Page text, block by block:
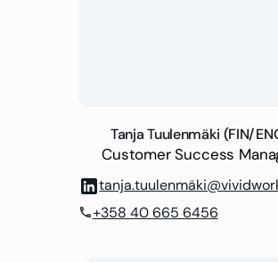
Tanja Tuulenmäki (FIN/
Customer Success
phone+358 40 665 6456